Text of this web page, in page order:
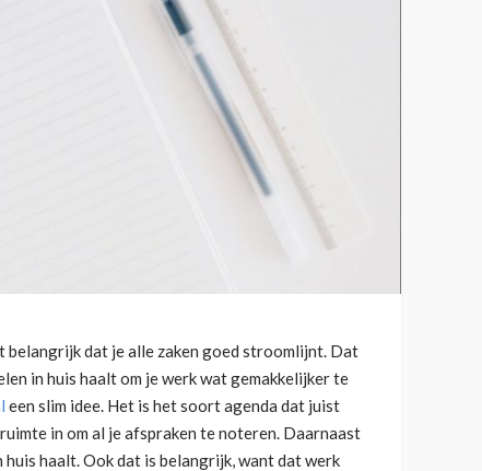
belangrijk dat je alle zaken goed stroomlijnt. Dat
in huis haalt om je werk wat gemakkelijker te
een slim idee. Het is het soort agenda dat juist
in om al je afspraken te noteren. Daarnaast
haalt. Ook dat is belangrijk, want dat werk